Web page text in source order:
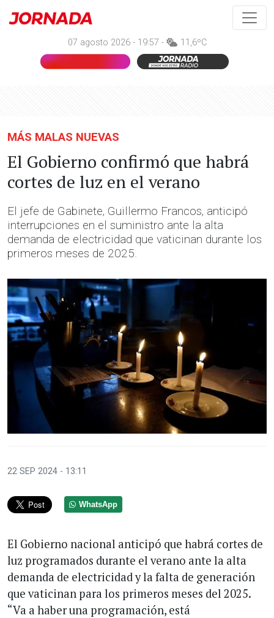
07 agosto 2026 - 19:57 - 11,6ºC
MÁS MALAS NUEVAS
El Gobierno confirmó que habrá
cortes de luz en el verano
El jefe de Gabinete, Guillermo Francos, anticipó
interrupciones en el suministro ante la alta
demanda de electricidad que vaticinan durante los
primeros meses de 2025.
22 SEP 2024 - 13:11
WhatsApp
El Gobierno nacional anticipó que habrá cortes de
luz programados durante el verano ante la alta
demanda de electricidad y la falta de generación
que vaticinan para los primeros meses del 2025.
“Va a haber una programación, está